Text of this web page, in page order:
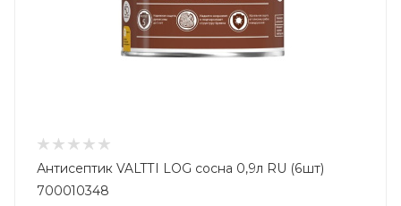
Антисептик VALTTI LOG сосна 0,9л RU (6шт)
700010348